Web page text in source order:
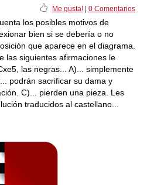
Me gusta! 0 Comentarios
los posibles motivos de
bien si se debería o no
que aparece en el diagrama.
las siguientes afirmaciones le
las negras... A)... simplemente
podrán sacrificar su dama y
C)... pierden una pieza. Les
traducidos al castellano...